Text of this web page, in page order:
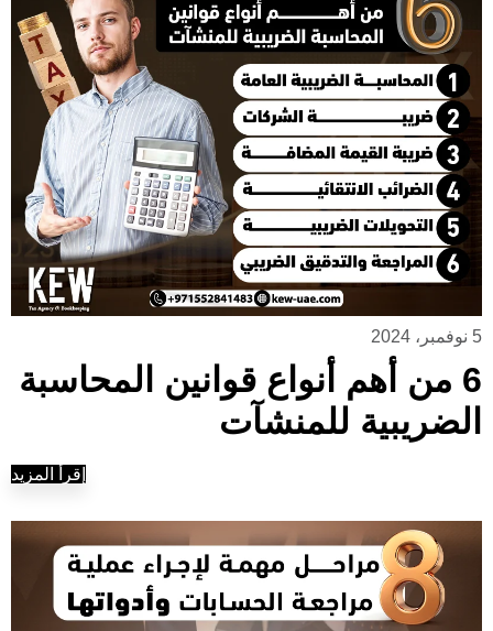
5 نوفمبر، 2024
6 من أهم أنواع قوانين المحاسبة
الضريبية للمنشآت
إقرأ المزيد